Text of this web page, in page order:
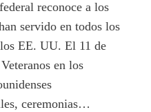
reconoce a los
servido en todos los
EE. UU. El 11 de
en los
ceremonias…